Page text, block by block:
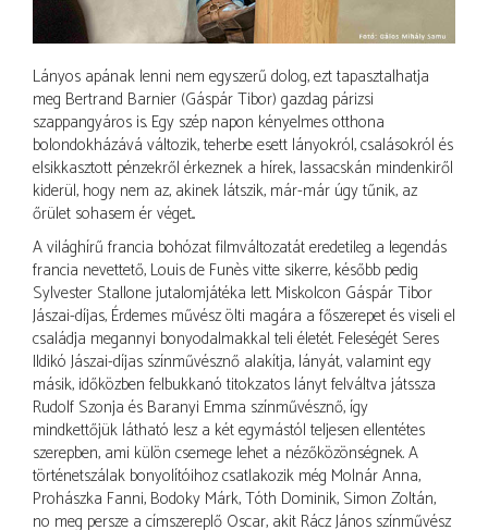
Lányos apának lenni nem egyszerű dolog, ezt tapasztalhatja
meg Bertrand Barnier (Gáspár Tibor) gazdag párizsi
szappangyáros is. Egy szép napon kényelmes otthona
bolondokházává változik, teherbe esett lányokról, csalásokról és
elsikkasztott pénzekről érkeznek a hírek, lassacskán mindenkiről
kiderül, hogy nem az, akinek látszik, már-már úgy tűnik, az
őrület sohasem ér véget...
A világhírű francia bohózat filmváltozatát eredetileg a legendás
francia nevettető, Louis de Funès vitte sikerre, később pedig
Sylvester Stallone jutalomjátéka lett. Miskolcon Gáspár Tibor
Jászai-díjas, Érdemes művész ölti magára a főszerepet és viseli el
családja megannyi bonyodalmakkal teli életét. Feleségét Seres
Ildikó Jászai-díjas színművésznő alakítja, lányát, valamint egy
másik, időközben felbukkanó titokzatos lányt felváltva játssza
Rudolf Szonja és Baranyi Emma színművésznő, így
mindkettőjük látható lesz a két egymástól teljesen ellentétes
szerepben, ami külön csemege lehet a nézőközönségnek. A
történetszálak bonyolítóihoz csatlakozik még Molnár Anna,
Prohászka Fanni, Bodoky Márk, Tóth Dominik, Simon Zoltán,
no meg persze a címszereplő Oscar, akit Rácz János színművész